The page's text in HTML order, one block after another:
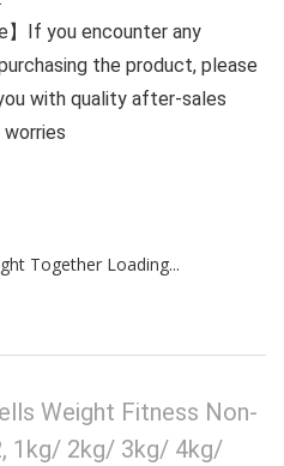
】If you encounter any
the product, please
with quality after-sales
Together Loading...
Weight Fitness Non-
1kg/ 2kg/ 3kg/ 4kg/